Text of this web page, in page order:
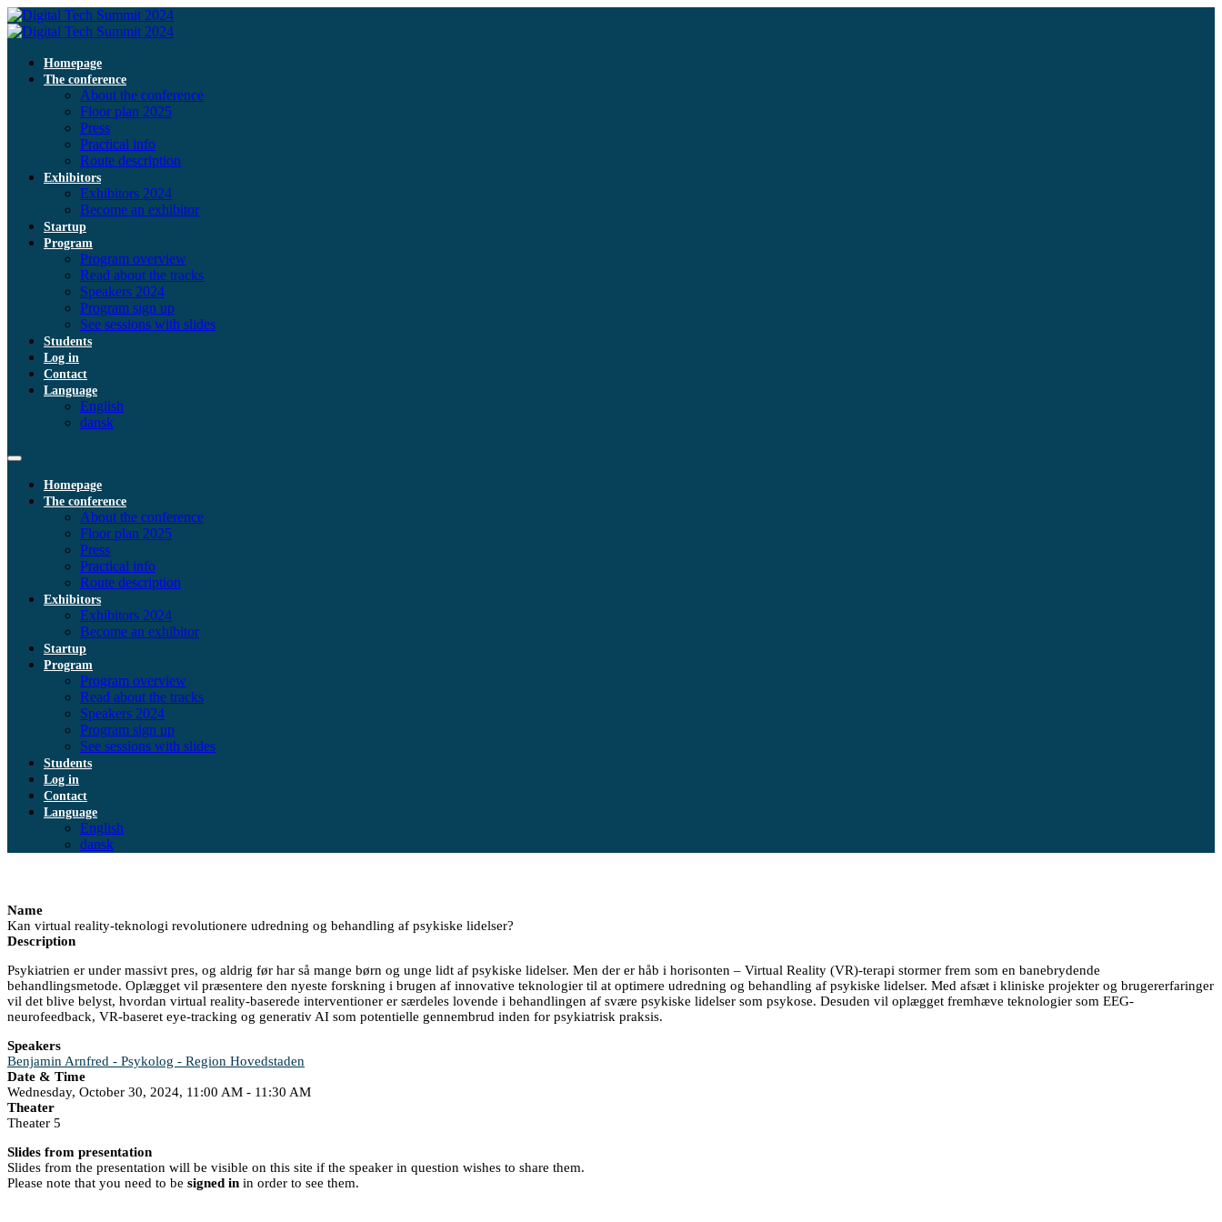
Homepage
The conference
About the conference
Floor plan 2025
Press
Practical info
Route description
Exhibitors
Exhibitors 2024
Become an exhibitor
Startup
Program
Program overview
Read about the tracks
Speakers 2024
Program sign up
See sessions with slides
Students
Log in
Contact
Language
English
dansk
Homepage
The conference
About the conference
Floor plan 2025
Press
Practical info
Route description
Exhibitors
Exhibitors 2024
Become an exhibitor
Startup
Program
Program overview
Read about the tracks
Speakers 2024
Program sign up
See sessions with slides
Students
Log in
Contact
Language
English
dansk
Name
Kan virtual reality-teknologi revolutionere udredning og behandling af psykiske lidelser?
Description
Psykiatrien er under massivt pres, og aldrig før har så mange børn og unge lidt af psykiske lidelser. Men der er håb i horisonten – Virtual Reality (VR)-terapi stormer frem som en banebrydende
behandlingsmetode. Oplægget vil præsentere den nyeste forskning i brugen af innovative teknologier til at optimere udredning og behandling af psykiske lidelser. Med afsæt i kliniske projekter og brugererfaringer
vil det blive belyst, hvordan virtual reality-baserede interventioner er særdeles lovende i behandlingen af svære psykiske lidelser som psykose. Desuden vil oplægget fremhæve teknologier som EEG-
neurofeedback, VR-baseret eye-tracking og generativ AI som potentielle gennembrud inden for psykiatrisk praksis.
Speakers
Benjamin Arnfred - Psykolog - Region Hovedstaden
Date & Time
Wednesday, October 30, 2024, 11:00 AM - 11:30 AM
Theater
Theater 5
Slides from presentation
Slides from the presentation will be visible on this site if the speaker in question wishes to share them.
Please note that you need to be signed in in order to see them.